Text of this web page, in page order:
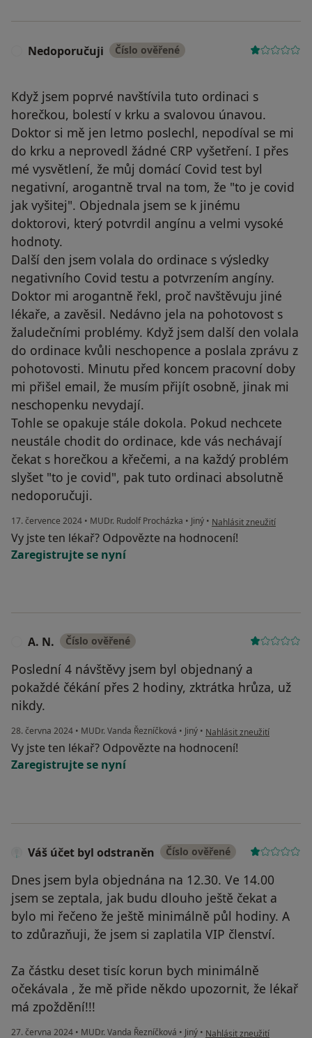
Nedoporučuji Číslo ověřené
Když jsem poprvé navštívila tuto ordinaci s
horečkou, bolestí v krku a svalovou únavou.
Doktor si mě jen letmo poslechl, nepodíval se mi
do krku a neprovedl žádné CRP vyšetření. I přes
mé vysvětlení, že můj domácí Covid test byl
negativní, arogantně trval na tom, že "to je covid
jak vyšitej". Objednala jsem se k jinému
doktorovi, který potvrdil angínu a velmi vysoké
hodnoty.
Další den jsem volala do ordinace s výsledky
negativního Covid testu a potvrzením angíny.
Doktor mi arogantně řekl, proč navštěvuju jiné
lékaře, a zavěsil. Nedávno jela na pohotovost s
žaludečními problémy. Když jsem další den volala
do ordinace kvůli neschopence a poslala zprávu z
pohotovosti. Minutu před koncem pracovní doby
mi přišel email, že musím přijít osobně, jinak mi
neschopenku nevydají.
Tohle se opakuje stále dokola. Pokud nechcete
neustále chodit do ordinace, kde vás nechávají
čekat s horečkou a křečemi, a na každý problém
slyšet "to je covid", pak tuto ordinaci absolutně
nedoporučuji.
17. července 2024 • MUDr. Rudolf Procházka • Jiný • podle názoru uživatele
Nahlásit zneužití
Vy jste ten lékař? Odpovězte na hodnocení!
Zaregistrujte se nyní
A. N. Číslo ověřené
Poslední 4 návštěvy jsem byl objednaný a
pokaždé čékání přes 2 hodiny, zktrátka hrůza, už
nikdy.
28. června 2024 • MUDr. Vanda Řezníčková • Jiný • podle názoru uživatele A. N.
Nahlásit zneužití
Vy jste ten lékař? Odpovězte na hodnocení!
Zaregistrujte se nyní
Váš účet byl odstraněn Číslo ověřené
Dnes jsem byla objednána na 12.30. Ve 14.00
jsem se zeptala, jak budu dlouho ještě čekat a
bylo mi řečeno že ještě minimálně půl hodiny. A
to zdůrazňuji, že jsem si zaplatila VIP členství.
Za částku deset tisíc korun bych minimálně
očekávala , že mě přide někdo upozornit, že lékař
má zpoždění!!!
27. června 2024 • MUDr. Vanda Řezníčková • Jiný • podle názoru uživatele
Nahlásit zneužití